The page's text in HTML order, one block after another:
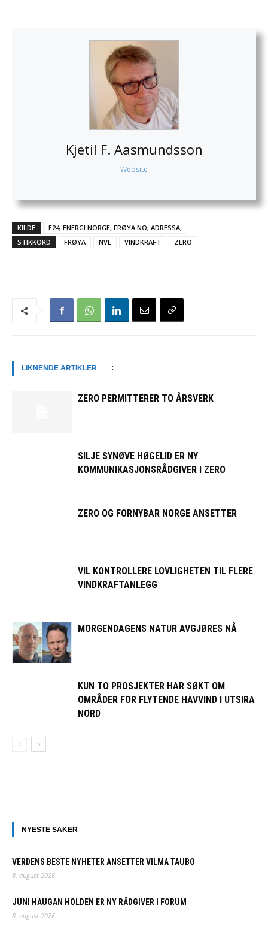
Kjetil F. Aasmundsson
Website
KILDE
E24, ENERGI NORGE, FRØYA.NO, ADRESSA,
STIKKORD
FRØYA NVE VINDKRAFT ZERO
LIKNENDE ARTIKLER :
ZERO PERMITTERER TO ÅRSVERK
SILJE SYNØVE HØGELID ER NY
KOMMUNIKASJONSRÅDGIVER I ZERO
ZERO OG FORNYBAR NORGE ANSETTER
VIL KONTROLLERE LOVLIGHETEN TIL FLERE
VINDKRAFTANLEGG
MORGENDAGENS NATUR AVGJØRES NÅ
KUN TO PROSJEKTER HAR SØKT OM
OMRÅDER FOR FLYTENDE HAVVIND I UTSIRA
NORD
NYESTE SAKER
VERDENS BESTE NYHETER ANSETTER VILMA TAUBO
8. august 2026
JUNI HAUGAN HOLDEN ER NY RÅDGIVER I FORUM
8. august 2026